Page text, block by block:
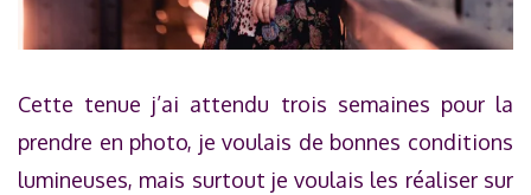
Cette tenue j’ai attendu trois semaines pour la
prendre en photo, je voulais de bonnes conditions
lumineuses, mais surtout je voulais les réaliser sur